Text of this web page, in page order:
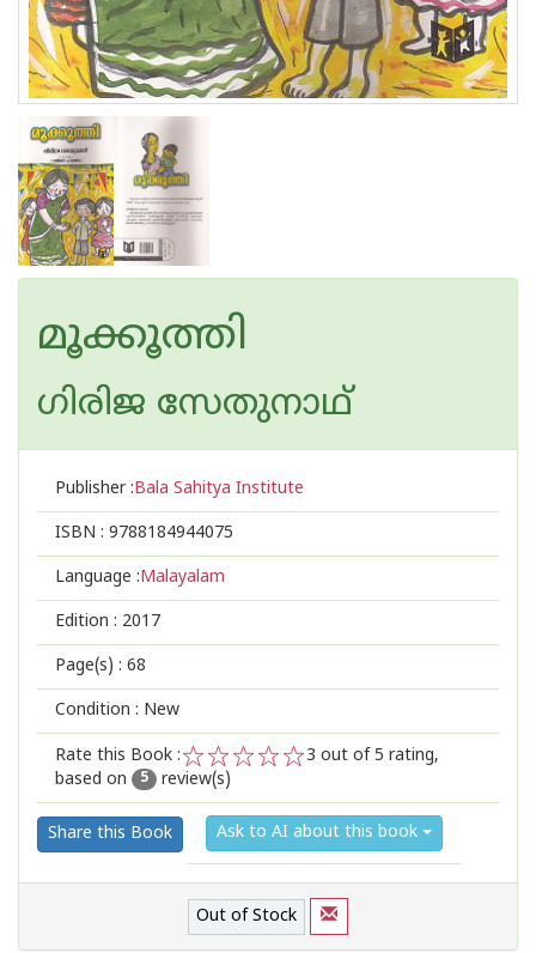
മൂക്കൂത്തി
ഗിരിജ സേതുനാഥ്
Publisher :Bala Sahitya Institute
ISBN : 9788184944075
Language :Malayalam
Edition : 2017
Page(s) : 68
Condition : New
Rate this Book :
2
1
3 out of 5 rating,
based on
5 review(s)
Share this Book Ask to AI about this book
Out of Stock